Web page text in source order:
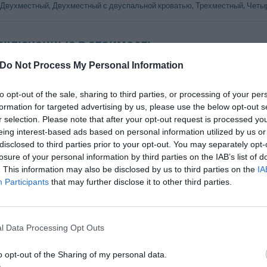
Do Not Process My Personal Information
opt-out of the sale, sharing to third parties, or processing of your
for targeted advertising by us, please use the below opt-out
selection. Please note that after your opt-out request is processed
interest-based ads based on personal information utilized by us
to third parties prior to your opt-out. You may separately
of your personal information by third parties on the IAB’s list of
This information may also be disclosed by us to third parties on the
Participants that may further disclose it to other third parties.
Data Processing Opt Outs
opt-out of the Sharing of my personal data.
Двухместный с двуспальной кроватью, Трехместный,
в стоимость
отеля
Допускается размещение с мелкими
животными
Стойка заказа экскурсий
информация
Хранение багажа
заезда и отъезда
и бар
аппетитные блюда, приготовленные по несложным рецептам
отдельную плату
Аренда оборудования для